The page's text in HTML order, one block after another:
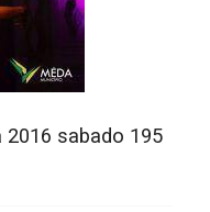
sabado 195